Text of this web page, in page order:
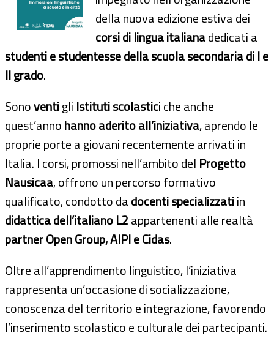
della nuova edizione estiva dei
corsi di lingua italianadedicati a
studenti e studentesse della scuola secondaria di I e
II grado.
Sonoventigli Istituti scolastici che anche
quest’annohanno aderito all’iniziativa, aprendo le
proprie porte a giovani recentemente arrivati in
Italia. I corsi, promossi nell’ambito del Progetto
Nausicaa, offrono un percorso formativo
qualificato, condotto dadocenti specializzatiin
didattica dell’italiano L2appartenenti alle realtà
partner Open Group, AIPI e Cidas.
Oltre all’apprendimento linguistico, l’iniziativa
rappresenta un’occasione di socializzazione,
conoscenza del territorio e integrazione, favorendo
l’inserimento scolastico e culturale dei partecipanti.